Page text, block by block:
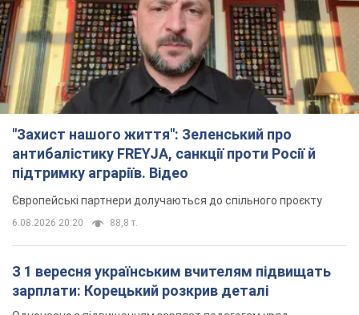
"Захист нашого життя": Зеленський про
антибалістику FREYJA, санкції проти Росії й
підтримку аграріїв. Відео
Європейські партнери долучаються до спільного проєкту
6.08.2026 20:20 88,8 т.
З 1 вересня українським вчителям підвищать
зарплати: Корецький розкрив деталі